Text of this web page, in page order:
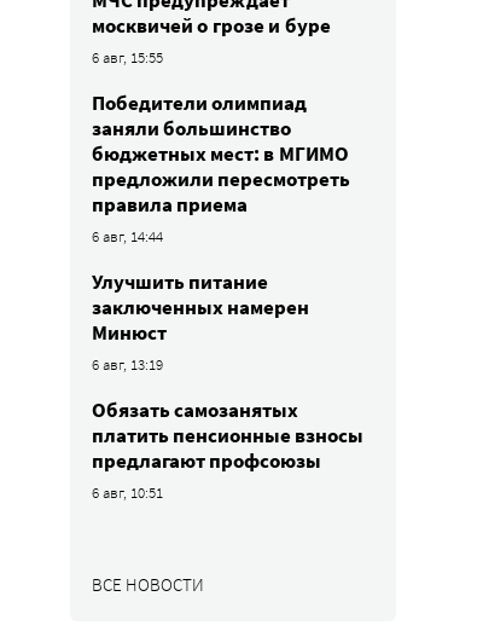
москвичей о грозе и буре
6 авг, 15:55
Победители олимпиад
заняли большинство
бюджетных мест: в МГИМО
предложили пересмотреть
правила приема
6 авг, 14:44
Улучшить питание
заключенных намерен
Минюст
6 авг, 13:19
Обязать самозанятых
платить пенсионные взносы
предлагают профсоюзы
6 авг, 10:51
ВСЕ НОВОСТИ